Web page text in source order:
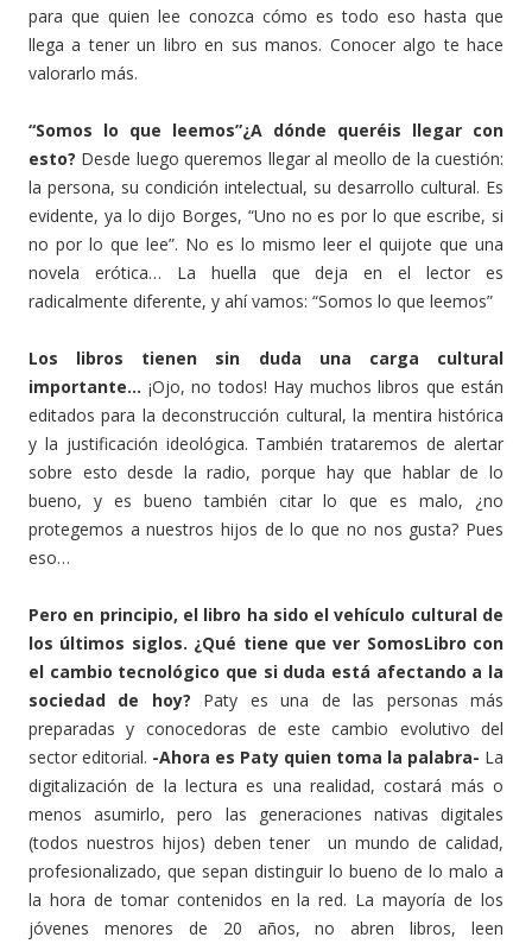
para que quien lee conozca cómo es todo eso hasta que
llega a tener un libro en sus manos. Conocer algo te hace
valorarlo más.
“Somos lo que leemos”¿A dónde queréis llegar con
esto? Desde luego queremos llegar al meollo de la cuestión:
la persona, su condición intelectual, su desarrollo cultural. Es
evidente, ya lo dijo Borges, “Uno no es por lo que escribe, si
no por lo que lee”. No es lo mismo leer el quijote que una
novela erótica… La huella que deja en el lector es
radicalmente diferente, y ahí vamos: “Somos lo que leemos”
Los libros tienen sin duda una carga cultural
importante… ¡Ojo, no todos! Hay muchos libros que están
editados para la deconstrucción cultural, la mentira histórica
y la justificación ideológica. También trataremos de alertar
sobre esto desde la radio, porque hay que hablar de lo
bueno, y es bueno también citar lo que es malo, ¿no
protegemos a nuestros hijos de lo que no nos gusta? Pues
eso…
Pero en principio, el libro ha sido el vehículo cultural de
los últimos siglos. ¿Qué tiene que ver SomosLibro con
el cambio tecnológico que si duda está afectando a la
sociedad de hoy? Paty es una de las personas más
preparadas y conocedoras de este cambio evolutivo del
sector editorial. -Ahora es Paty quien toma la palabra- La
digitalización de la lectura es una realidad, costará más o
menos asumirlo, pero las generaciones nativas digitales
(todos nuestros hijos) deben tener un mundo de calidad,
profesionalizado, que sepan distinguir lo bueno de lo malo a
la hora de tomar contenidos en la red. La mayoría de los
jóvenes menores de 20 años, no abren libros, leen